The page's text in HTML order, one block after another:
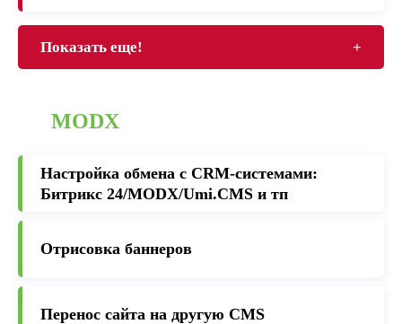
Показать еще! +
MODX
Настройка обмена с CRM-cистемами:
Битрикс 24/MODX/Umi.CMS и тп
Отрисовка баннеров
Перенос сайта на другую CMS